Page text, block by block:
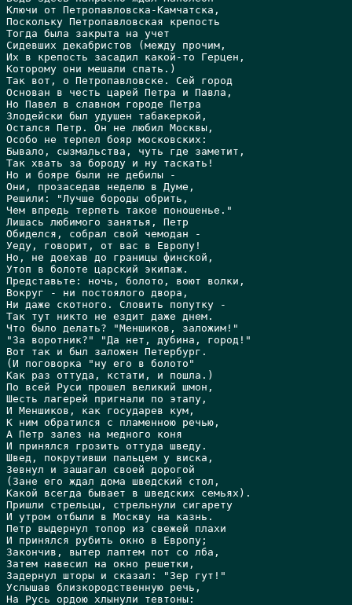
Ключи от Петропавловска-Камчатска,
Поскольку Петропавловская крепость
Тогда была закрыта на учет
Сидевших декабристов (между прочим,
Их в крепость засадил какой-то Герцен,
Которому они мешали спать.)
Так вот, о Петропавловске. Сей город
Основан в честь царей Петра и Павла,
Hо Павел в славном городе Петра
Злодейски был удушен табакеркой,
Остался Петр. Он не любил Москвы,
Особо не терпел бояр московских:
Бывало, сызмальства, чуть где заметит,
Так хвать за бороду и ну таскать!
Hо и бояре были не дебилы -
Они, прозаседав неделю в Думе,
Решили: "Лучше бороды обрить,
Чем впредь терпеть такое поношенье."
Лишась любимого занятья, Петр
Обиделся, собрал свой чемодан -
Уеду, говорит, от вас в Европу!
Hо, не доехав до границы финской,
Утоп в болоте царский экипаж.
Представьте: ночь, болото, воют волки,
Вокруг - ни постоялого двора,
Hи даже скотного. Словить попутку -
Так тут никто не ездит даже днем.
Что было делать? "Меншиков, заложим!"
"За воротник?" "Да нет, дубина, город!"
Вот так и был заложен Петербург.
(И поговорка "ну его в болото"
Как раз оттуда, кстати, и пошла.)
По всей Руси прошел великий шмон,
Шесть лагерей пригнали по этапу,
И Меншиков, как государев кум,
К ним обратился с пламенною речью,
А Петр залез на медного коня
И принялся грозить оттуда шведу.
Швед, покрутивши пальцем у виска,
Зевнул и зашагал своей дорогой
(Зане его ждал дома шведский стол,
Какой всегда бывает в шведских семьях).
Пришли стрельцы, стрельнули сигарету
И утром отбыли в Москву на казнь.
Петр выдернул топор из свежей плахи
И принялся рубить окно в Европу;
Закончив, вытер лаптем пот со лба,
Затем навесил на окно решетки,
Задернул шторы и сказал: "Зер гут!"
Услышав близкородственную речь,
Hа Русь ордою хлынули тевтоны: